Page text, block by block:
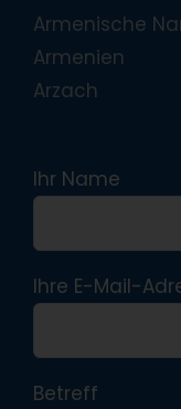
Armenische
Armenien
Arzach
Ihr Name
Ihre E-Mail-
Betreff